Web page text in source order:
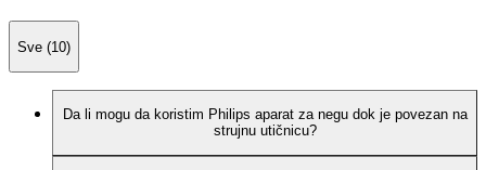
Sve (10)
Da li mogu da koristim Philips aparat za negu dok je povezan na
strujnu utičnicu?